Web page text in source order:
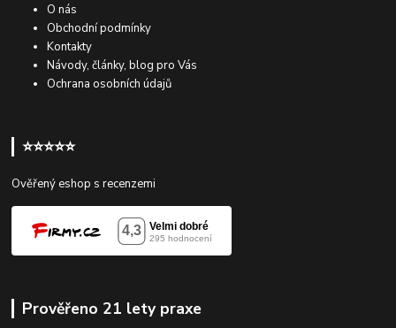
O nás
Obchodní podmínky
Kontakty
Návody, články, blog pro Vás
Ochrana osobních údajů
⭐⭐⭐⭐⭐
Ověřený eshop s recenzemi
Prověřeno 21 lety praxe